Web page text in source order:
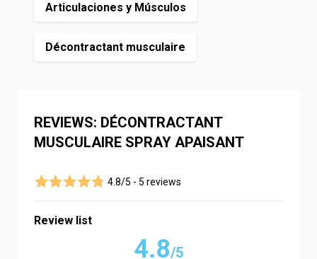
Articulaciones y Músculos
Décontractant musculaire
REVIEWS: DÉCONTRACTANT
MUSCULAIRE SPRAY APAISANT
4.8/5 - 5 reviews
Review list
4.8/5